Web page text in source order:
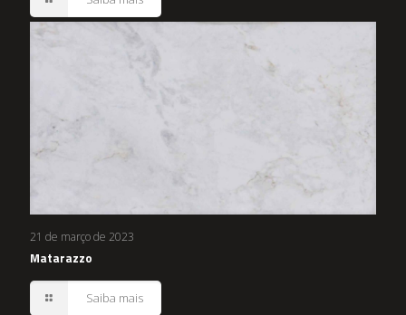
21 de março de 2023
Matarazzo
Saiba mais